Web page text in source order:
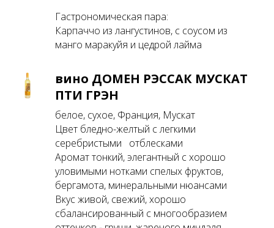
Гастрономическая пара:
Карпаччо из лангустинов, с соусом из
манго маракуйя и цедрой лайма
вино ДОМЕН РЭССАК МУСКАТ
ПТИ ГРЭН
белое, сухое, Франция, Мускат
Цвет бледно-желтый с легкими
серебристыми отблесками
Аромат тонкий, элегантный с хорошо
уловимыми нотками спелых фруктов,
бергамота, минеральными нюансами
Вкус живой, свежий, хорошо
сбалансированный с многообразием